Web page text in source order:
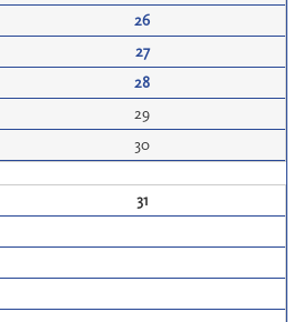
26
27
28
29
30
31